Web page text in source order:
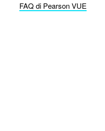
FAQ di Pearson VUE